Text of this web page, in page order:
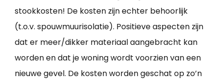
stookkosten! De kosten zijn echter behoorlijk
(t.o.v. spouwmuurisolatie). Positieve aspecten zijn
dat er meer/dikker materiaal aangebracht kan
worden en dat je woning wordt voorzien van een
nieuwe gevel. De kosten worden geschat op zo’n